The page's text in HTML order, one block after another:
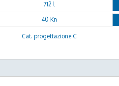
712 l
40 Kn
Cat. progettazione C